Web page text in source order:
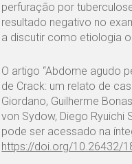
perfuração por
resultado negativo no
a discutir como etiologia
O artigo “Abdome agudo
de Crack: um relato de
Giordano, Guilherme
von Sydow, Diego Ryuichi
pode ser acessado na
https://doi.org/10.26432/